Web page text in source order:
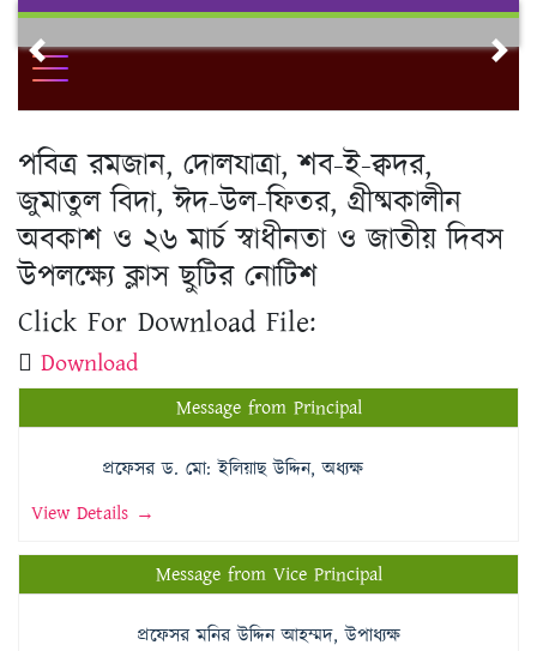
Skip
contentPrevious
পবিত্র রমজান, দোলযাত্রা, শব-ই-ক্বদর,
জুমাতুল বিদা, ঈদ-উল-ফিতর, গ্রীষ্মকালীন
অবকাশ ও ২৬ মার্চ স্বাধীনতা ও জাতীয় দিবস
উপলক্ষ্যে ক্লাস ছুটির নোটিশ
Click For Download File:
Download
Message from Principal
প্রফেসর ড. মো: ইলিয়াছ উদ্দিন, অধ্যক্ষ
View Details →
Message from Vice Principal
প্রফেসর মনির উদ্দিন আহম্মদ, উপাধ্যক্ষ